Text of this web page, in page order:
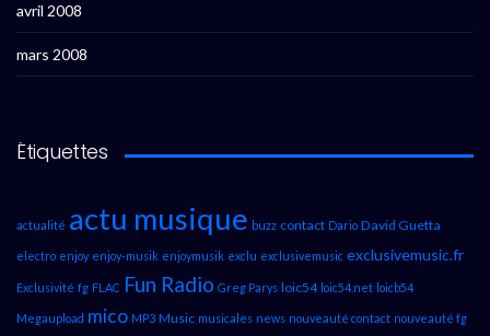
avril 2008
mars 2008
Étiquettes
actualité actu musique buzz contact Dario David Guetta
electro enjoy enjoy-musik enjoymusik exclu exclusivemusic exclusivemusic.fr
Exclusivité fg FLAC Fun Radio Greg Parys loic54 loic54.net loicb54
Megaupload mico MP3 Music musicales news nouveauté contact nouveauté fg